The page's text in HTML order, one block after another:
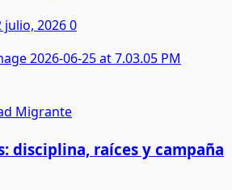
julio, 20260
Migrante
disciplina, raíces y campaña